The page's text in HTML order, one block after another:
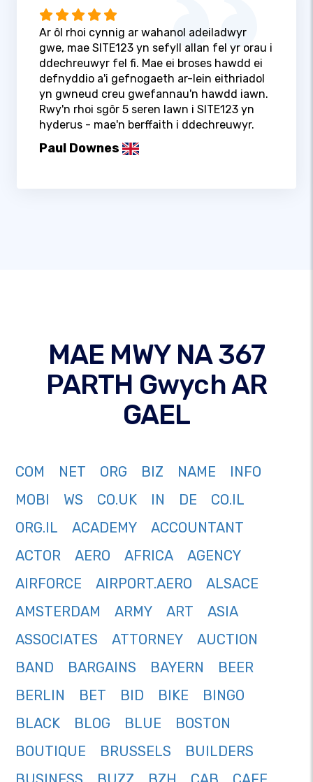
Ar ôl rhoi cynnig ar wahanol adeiladwyr
gwe, mae SITE123 yn sefyll allan fel yr orau i
ddechreuwyr fel fi. Mae ei broses hawdd ei
defnyddio a'i gefnogaeth ar-lein eithriadol
yn gwneud creu gwefannau'n hawdd iawn.
Rwy'n rhoi sgôr 5 seren lawn i SITE123 yn
hyderus - mae'n berffaith i ddechreuwyr.
Paul Downes
MAE MWY NA 367
PARTH Gwych AR
GAEL
COM NET ORG BIZ NAME
INFO
MOBI
WS CO.UK IN DE
CO.IL
ORG.IL
ACADEMY
ACCOUNTANT
ACTOR
AERO AFRICA
AGENCY
AIRFORCE
AIRPORT.AERO
ALSACE
AMSTERDAM
ARMY ART
ASIA
ASSOCIATES
ATTORNEY
AUCTION
BAND
BARGAINS BAYERN
BEER
BERLIN
BET BID BIKE
BINGO
BLACK
BLOG BLUE
BOSTON
BOUTIQUE
BRUSSELS
BUILDERS